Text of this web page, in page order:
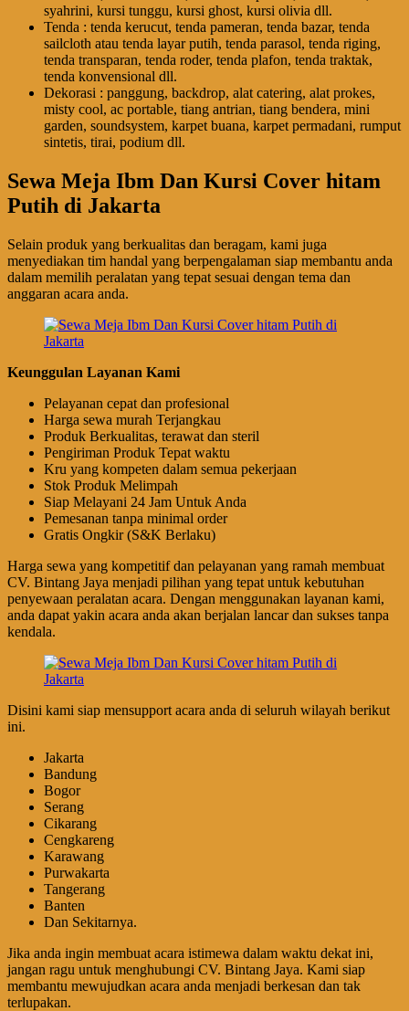
syahrini, kursi tunggu, kursi ghost, kursi olivia dll.
Tenda : tenda kerucut, tenda pameran, tenda bazar, tenda
sailcloth atau tenda layar putih, tenda parasol, tenda riging,
tenda transparan, tenda roder, tenda plafon, tenda traktak,
tenda konvensional dll.
Dekorasi : panggung, backdrop, alat catering, alat prokes,
misty cool, ac portable, tiang antrian, tiang bendera, mini
garden, soundsystem, karpet buana, karpet permadani, rumput
sintetis, tirai, podium dll.
Sewa Meja Ibm Dan Kursi Cover hitam
Putih di Jakarta
Selain produk yang berkualitas dan beragam, kami juga
menyediakan tim handal yang berpengalaman siap membantu anda
dalam memilih peralatan yang tepat sesuai dengan tema dan
anggaran acara anda.
Keunggulan Layanan Kami
Pelayanan cepat dan profesional
Harga sewa murah Terjangkau
Produk Berkualitas, terawat dan steril
Pengiriman Produk Tepat waktu
Kru yang kompeten dalam semua pekerjaan
Stok Produk Melimpah
Siap Melayani 24 Jam Untuk Anda
Pemesanan tanpa minimal order
Gratis Ongkir (S&K Berlaku)
Harga sewa yang kompetitif dan pelayanan yang ramah membuat
CV. Bintang Jaya menjadi pilihan yang tepat untuk kebutuhan
penyewaan peralatan acara. Dengan menggunakan layanan kami,
anda dapat yakin acara anda akan berjalan lancar dan sukses tanpa
kendala.
Disini kami siap mensupport acara anda di seluruh wilayah berikut
ini.
Jakarta
Bandung
Bogor
Serang
Cikarang
Cengkareng
Karawang
Purwakarta
Tangerang
Banten
Dan Sekitarnya.
Jika anda ingin membuat acara istimewa dalam waktu dekat ini,
jangan ragu untuk menghubungi CV. Bintang Jaya. Kami siap
membantu mewujudkan acara anda menjadi berkesan dan tak
terlupakan.